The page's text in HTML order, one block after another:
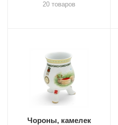
20 товаров
Чороны, камелек